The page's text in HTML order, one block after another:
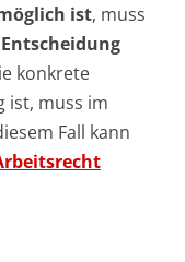
ist, muss
konkrete
ist, muss im
Fall kann